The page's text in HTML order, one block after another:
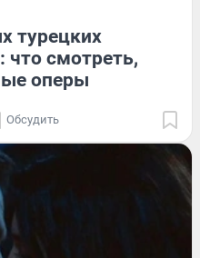
турецких
что смотреть,
оперы
Обсудить